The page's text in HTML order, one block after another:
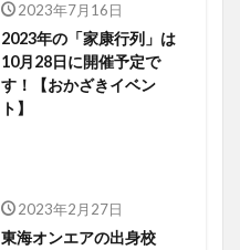
2023年7月16日
2023年の「家康行列」は
10月28日に開催予定で
す！【おかざきイベン
ト】
2023年2月27日
東海オンエアの出身校